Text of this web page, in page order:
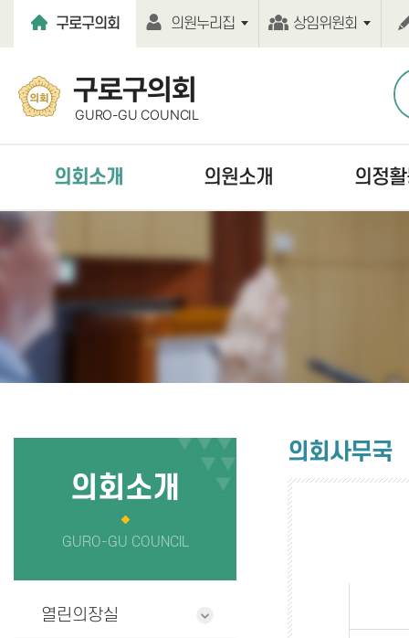
구로구의회
의원누리집 상임위원회
구로구의회
GURO-GU COUNCIL
의회소개
의회연혁
의회기능
의회사무국
청사안내
의원소개
역대의원
의원윤리강령
의원행동강령
의정
의회간행물
정보공개
의원 연구단
의회소개
GURO-GU COUNCIL
열린의장실
의회사무국